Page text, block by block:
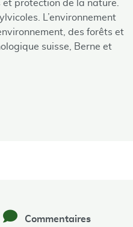
protection de la nature.
L’environnement
des forêts et
suisse, Berne et
Commentaires